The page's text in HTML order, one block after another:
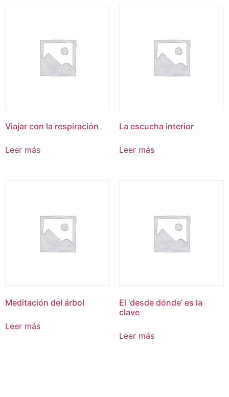
Viajar con la respiración
Leer más
La escucha interior
Leer más
Meditación del árbol
Leer más
El ‘desde dónde’ es la
clave
Leer más